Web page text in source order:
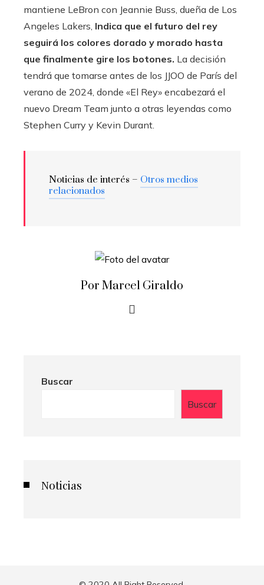
mantiene LeBron con Jeannie Buss, dueña de Los
Angeles Lakers, Indica que el futuro del rey
seguirá los colores dorado y morado hasta
que finalmente gire los botones. La decisión
tendrá que tomarse antes de los JJOO de París del
verano de 2024, donde «El Rey» encabezará el
nuevo Dream Team junto a otras leyendas como
Stephen Curry y Kevin Durant.
Noticias de interés – Otros medios
relacionados
Por Marcel Giraldo
Buscar
Buscar
Noticias